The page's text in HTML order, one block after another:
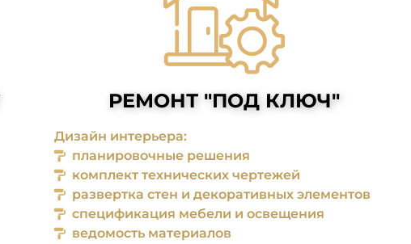
РЕМОНТ "ПОД КЛЮЧ"
Дизайн интерьера:
планировочные решения
комплект технических чертежей
развертка стен и декоративных элементов
спецификация мебели и освещения
ведомость материалов